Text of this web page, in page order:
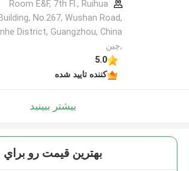
Room E&F, 7th Fl., Ruihua
Building, No.267, Wushan Road,
District, Guangzhou, China
,چین
5.0
کننده تایید شده
بیشتر ببینید
بهترين قيمت رو براي